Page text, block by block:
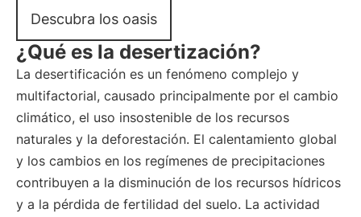
Descubra los oasis
¿Qué es la desertización?
La desertificación es un fenómeno complejo y
multifactorial, causado principalmente por el cambio
climático, el uso insostenible de los recursos
naturales y la deforestación. El calentamiento global
y los cambios en los regímenes de precipitaciones
contribuyen a la disminución de los recursos hídricos
y a la pérdida de fertilidad del suelo. La actividad